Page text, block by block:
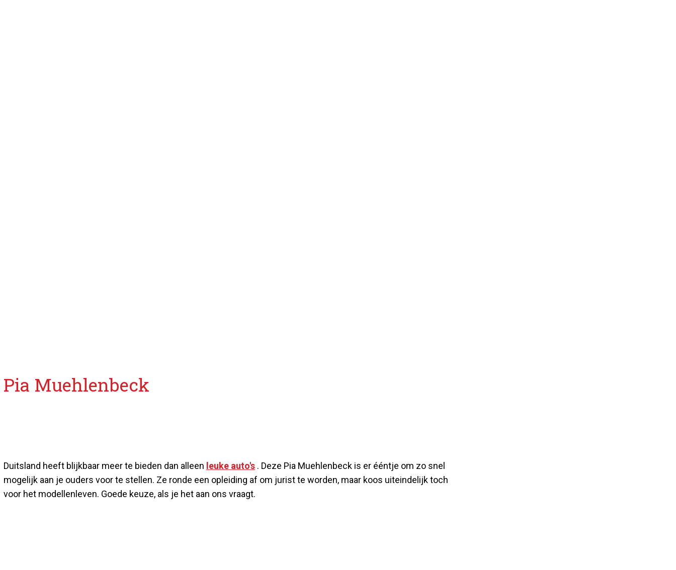
Pia Muehlenbeck
Duitsland heeft blijkbaar meer te bieden dan alleen leuke auto's . Deze Pia Muehlenbeck is er ééntje om zo snel
mogelijk aan je ouders voor te stellen. Ze ronde een opleiding af om jurist te worden, maar koos uiteindelijk toch
voor het modellenleven. Goede keuze, als je het aan ons vraagt.